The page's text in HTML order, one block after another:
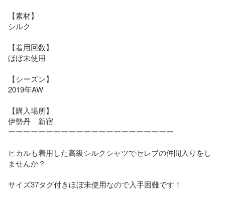
【素材】
シルク
【着用回数】
ほぼ未使用
【シーズン】
2019年AW
【購入場所】
伊勢丹　新宿
ーーーーーーーーーーーーーーーーーーーーーー
ヒカルも着用した高級シルクシャツでセレブの仲間入りをし
ませんか？
サイズ37タグ付きほぼ未使用なので入手困難です！